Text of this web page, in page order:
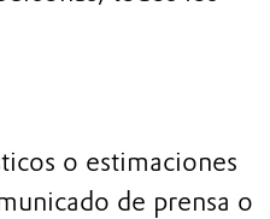
o estimaciones
de prensa o